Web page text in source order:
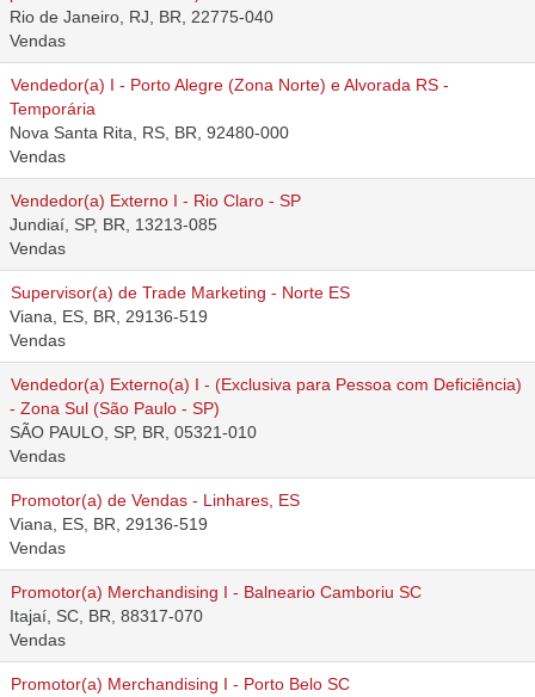
Rio de Janeiro, RJ, BR, 22775-040
Vendas
Vendedor(a) I - Porto Alegre (Zona Norte) e Alvorada RS -
Temporária
Nova Santa Rita, RS, BR, 92480-000
Vendas
Vendedor(a) Externo I - Rio Claro - SP
Jundiaí, SP, BR, 13213-085
Vendas
Supervisor(a) de Trade Marketing - Norte ES
Viana, ES, BR, 29136-519
Vendas
Vendedor(a) Externo(a) I - (Exclusiva para Pessoa com Deficiência)
- Zona Sul (São Paulo - SP)
SÃO PAULO, SP, BR, 05321-010
Vendas
Promotor(a) de Vendas - Linhares, ES
Viana, ES, BR, 29136-519
Vendas
Promotor(a) Merchandising I - Balneario Camboriu SC
Itajaí, SC, BR, 88317-070
Vendas
Promotor(a) Merchandising I - Porto Belo SC